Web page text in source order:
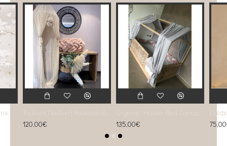
120,00€
135,00€